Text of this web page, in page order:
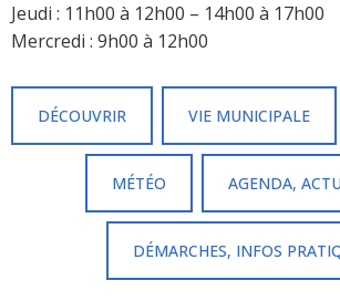
Jeudi : 11h00 à 12h00 – 14h00 à 17h00
Mercredi : 9h00 à 12h00
DÉCOUVRIR VIE MUNICIPALE
MÉTÉO AGENDA,
DÉMARCHES, INFOS